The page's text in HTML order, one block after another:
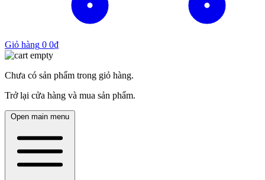
Giỏ hàng 0 0₫
Chưa có sản phẩm trong giỏ hàng.
Trở lại cửa hàng và mua sản phẩm.
Open main menu